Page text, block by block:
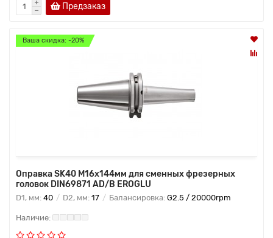
Предзаказ
Ваша скидка: -20%
Оправка SK40 M16x144мм для сменных фрезерных
головок DIN69871 AD/B EROGLU
D1, мм: 40 D2, мм: 17 Балансировка: G2.5 / 20000rpm